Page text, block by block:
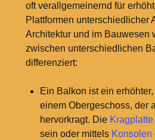
oft verallgemeinernd für
Plattformen unterschiedlicher
Architektur und im Bauwesen
zwischen unterschiedlichen
differenziert:
Ein Balkon ist ein
einem Obergeschoss, der
hervorkragt. Die Kragplatte
sein oder mittels Konsolen